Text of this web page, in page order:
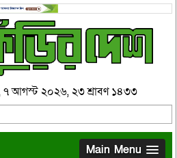
৭ আগস্ট ২০২৬, ২৩ শ্রাবণ ১৪৩৩
Main Menu